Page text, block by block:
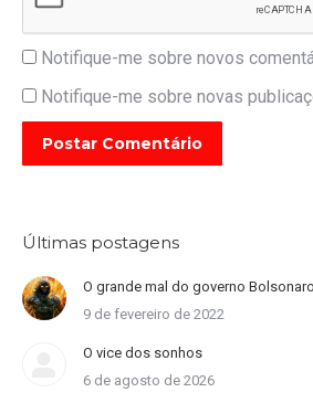
Notifique-me sobre novos
Notifique-me sobre novas
Postar Comentário
Últimas postagens
O grande mal do governo Bolsonaro
9 de fevereiro de 2022
O vice dos sonhos
6 de agosto de 2026